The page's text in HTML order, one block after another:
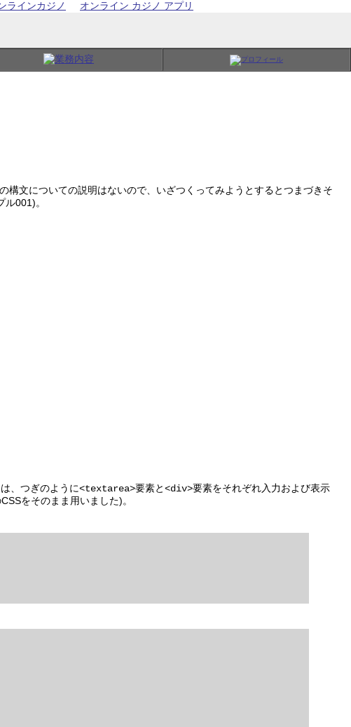
ラインカジノ オンライン カジノ アプリ
文についての説明はないので、いざつくってみようとするとつまづきそ
001)。
、つぎのように<textarea>要素と<div>要素をそれぞれ入力および表示
をそのまま用いました)。